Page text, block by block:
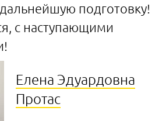
подготовку!
с наступающими
Елена Эдуардовна
Протас